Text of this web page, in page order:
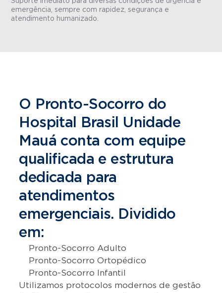
emergência, sempre com rapidez, segurança e
atendimento humanizado.
O Pronto-Socorro do
Hospital Brasil Unidade
Mauá conta com equipe
qualificada e estrutura
dedicada para
atendimentos
emergenciais. Dividido
em:
Pronto-Socorro Adulto
Pronto-Socorro Ortopédico
Pronto-Socorro Infantil
Utilizamos protocolos modernos de gestão